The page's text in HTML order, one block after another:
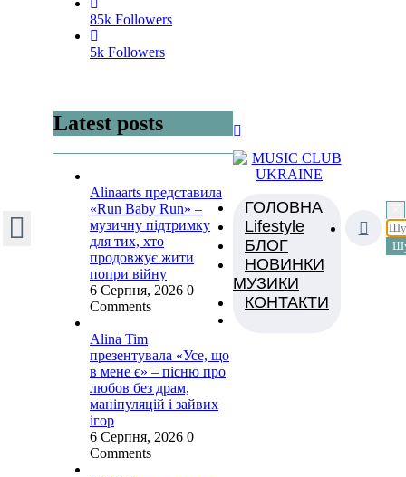
85k Followers
5k Followers
Latest posts
Alinaarts представила
«Run Baby Run» –
музичну підтримку
для тих, хто
продовжує жити
попри війну
6 Серпня, 2026 0
Comments
Alina Tim
презентувала «Усе, що
в мене є» – пісню про
любов без драм,
маніпуляцій і зайвих
ігор
6 Серпня, 2026 0
Comments
ГОЛОВНА
Lifestyle
БЛОГ
НОВИНКИ
МУЗИКИ
КОНТАКТИ